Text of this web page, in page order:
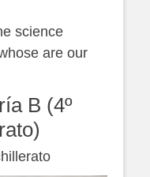
science
are our
B (4º